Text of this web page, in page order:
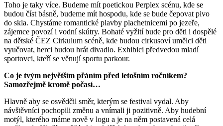
Toho je taky více. Budeme mít poetickou Perplex scénu, kde se
budou číst básně, budeme mít hospodu, kde se bude čepovat pivo
do skla. Chystáme romantické plavby plachetnicemi po jezeře,
zájemce povozí i vodní skútry. Bohaté vyžití bude pro děti i dospělé
na dětské ČEZ Cirkulum scéně, kde budou cirkusoví umělci děti
vyučovat, herci budou hrát divadlo. Exhibici předvedou mladí
sportovci, kteří se věnují sportu parkour.
Co je tvým největším přáním před letošním ročníkem?
Samozřejmě kromě počasí…
Hlavně aby se osvědčil směr, kterým se festival vydal. Aby
návštěvníci pochopili změnu a vnímali ji pozitivně. Aby hudební
motýl, kterého máme nově v logu a je na něm postavená celá